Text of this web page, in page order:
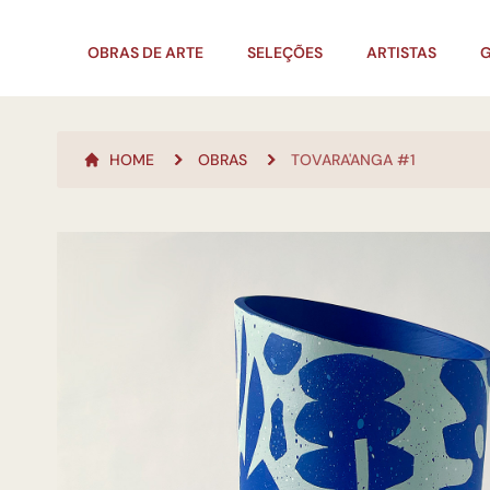
OBRAS DE ARTE SELEÇÕES ARTISTAS
HOME OBRAS TOVARA'ANGA #1